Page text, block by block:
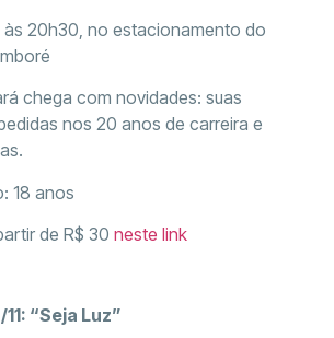
20h30, no estacionamento do
chega com novidades: suas
nos 20 anos de carreira e
18 anos
de R$ 30 neste link
“Seja Luz”